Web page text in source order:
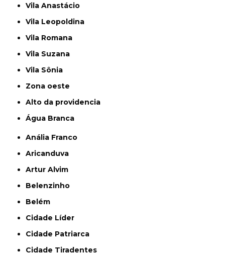
Vila Anastácio
Vila Leopoldina
Vila Romana
Vila Suzana
Vila Sônia
Zona oeste
alto da providencia
Água Branca
Anália Franco
Aricanduva
Artur Alvim
Belenzinho
Belém
Cidade Líder
Cidade Patriarca
Cidade Tiradentes